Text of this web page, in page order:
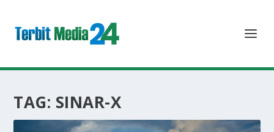
TAG: SINAR-X